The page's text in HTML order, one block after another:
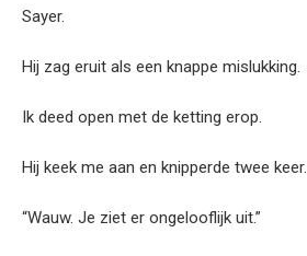
Sayer.
Hij zag eruit als een knappe mislukking.
Ik deed open met de ketting erop.
Hij keek me aan en knipperde twee keer.
“Wauw. Je ziet er ongelooflijk uit.”